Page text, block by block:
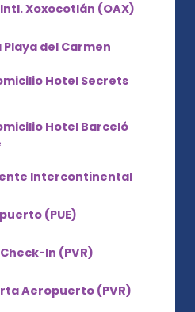
Xoxocotlán (OAX)
del Carmen
Hotel Secrets
Hotel Barceló
Intercontinental
(PUE)
In (PVR)
Aeropuerto (PVR)